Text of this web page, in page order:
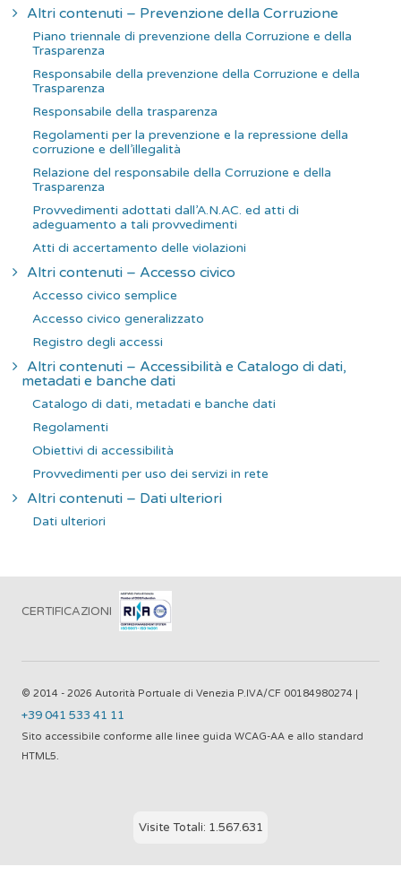
Altri contenuti – Prevenzione della Corruzione
Piano triennale di prevenzione della Corruzione e della
Trasparenza
Responsabile della prevenzione della Corruzione e della
Trasparenza
Responsabile della trasparenza
Regolamenti per la prevenzione e la repressione della
corruzione e dell’illegalità
Relazione del responsabile della Corruzione e della
Trasparenza
Provvedimenti adottati dall’A.N.AC. ed atti di
adeguamento a tali provvedimenti
Atti di accertamento delle violazioni
Altri contenuti – Accesso civico
Accesso civico semplice
Accesso civico generalizzato
Registro degli accessi
Altri contenuti – Accessibilità e Catalogo di dati,
metadati e banche dati
Catalogo di dati, metadati e banche dati
Regolamenti
Obiettivi di accessibilità
Provvedimenti per uso dei servizi in rete
Altri contenuti – Dati ulteriori
Dati ulteriori
CERTIFICAZIONI
© 2014 - 2026 Autorità Portuale di Venezia P.IVA/CF 00184980274 |
+39 041 533 41 11
Sito accessibile conforme alle linee guida WCAG-AA e allo standard
HTML5.
Visite Totali: 1.567.631